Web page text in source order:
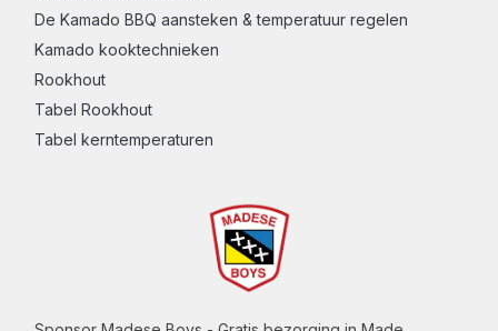
De Kamado BBQ aansteken & temperatuur regelen
Kamado kooktechnieken
Rookhout
Tabel Rookhout
Tabel kerntemperaturen